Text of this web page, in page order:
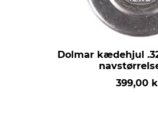
Dolmar kædehjul
399,00